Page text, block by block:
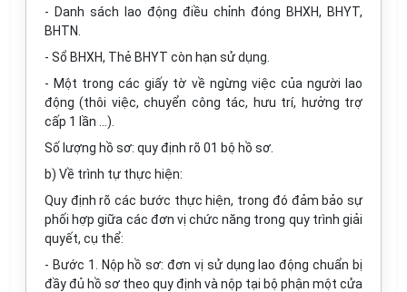
- Danh sách lao động điều chỉnh đóng BHXH, BHYT,
BHTN.
- Sổ BHXH, Thẻ BHYT còn hạn sử dụng.
- Một trong các giấy tờ về ngừng việc của người lao
động (thôi việc, chuyển công tác, hưu trí, hưởng trợ
cấp 1 lần …).
Số lượng hồ sơ: quy định rõ 01 bộ hồ sơ.
b) Về trình tự thực hiện:
Quy định rõ các bước thực hiện, trong đó đảm bảo sự
phối hợp giữa các đơn vị chức năng trong quy trình giải
quyết, cụ thể:
- Bước 1. Nộp hồ sơ: đơn vị sử dụng lao động chuẩn bị
đầy đủ hồ sơ theo quy định và nộp tại bộ phận một cửa